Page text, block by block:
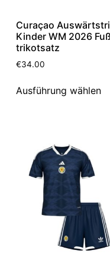
Curaçao
Kinder WM 2026
trikotsatz
€34.00
Ausführung wählen